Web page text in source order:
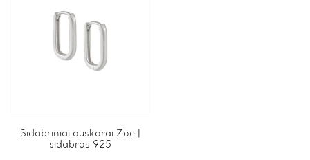
Sidabriniai auskarai Zoe |
sidabras 925